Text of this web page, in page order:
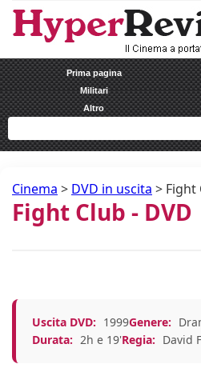
Prima pagina
Militari
Altro
Cinema > DVD in uscita > Fight
Fight Club - DVD
Uscita DVD: 1999Genere:
Durata: 2h e 19'Regia: David